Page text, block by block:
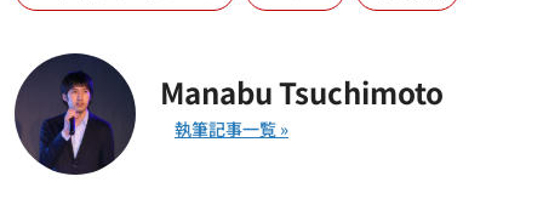
Manabu Tsuchimoto